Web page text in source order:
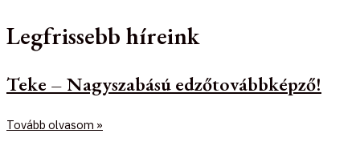
Legfrissebb híreink
Teke – Nagyszabású edzőtovábbképző!
Tovább olvasom »